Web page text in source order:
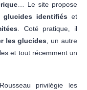
… Le site propose
identifiés et
. Coté pratique, il
les glucides, un autre
et tout récemment un
privilégie les